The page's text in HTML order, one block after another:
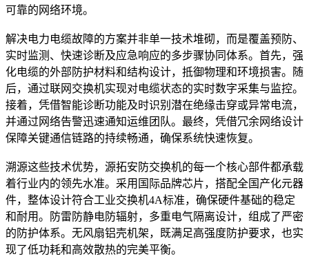
可靠的网络环境。
解决电力电缆故障的方案并非单一技术堆砌，而是覆盖预防、
实时监测、快速诊断及应急响应的多步骤协同体系。首先，强
化电缆的外部防护材料和结构设计，抵御物理和环境损害。随
后，通过联网交换机实现对电缆状态的实时数字采集与监控。
接着，凭借智能诊断功能及时识别潜在绝缘击穿或异常电流，
并通过网络告警迅速通知运维团队。最终，凭借冗余网络设计
保障关键通信链路的持续畅通，确保系统快速恢复。
溯源这些技术优势，源拓安防交换机的每一个核心部件都承载
着行业内的领先水准。采用国际品牌芯片，搭配全国产化元器
件，整体设计符合工业交换机4A标准，确保硬件基础的稳定
和耐用。防雷防静电防辐射，多重电气隔离设计，组成了严密
的防护体系。无风扇铝壳机架，既满足高强度防护要求，也实
现了低功耗和高效散热的完美平衡。